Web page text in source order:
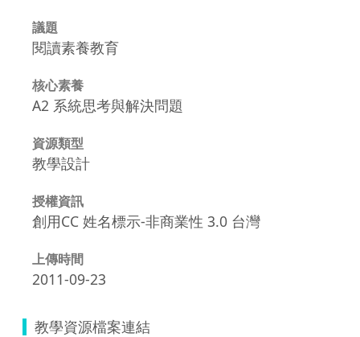
議題
閱讀素養教育
核心素養
A2 系統思考與解決問題
資源類型
教學設計
授權資訊
創用CC 姓名標示-非商業性 3.0 台灣
上傳時間
2011-09-23
教學資源檔案連結